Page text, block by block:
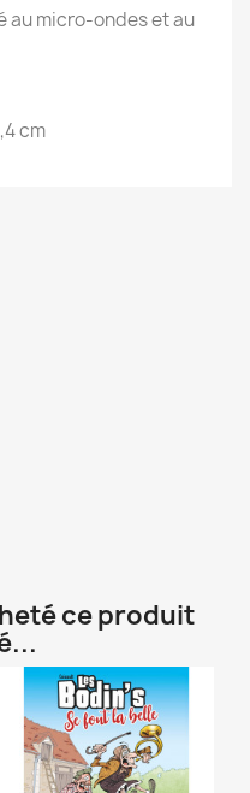
au micro-ondes et au
cm
ce produit